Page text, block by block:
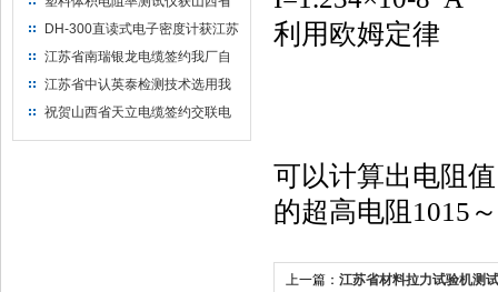
水利机械厂选用
DH-300直读式电子密度计获江苏
省苏州市安信塑业选用
江苏省南瑞银龙电缆签约我厂自
然换气老化箱等电缆检测设备
江苏省中认英泰检测技术选用我
厂自然换气老化试验箱
祝贺山西省天立电缆签约交联电
利用欧姆定律
可以计算出电阻
的超高电阻1015
上一篇： 江苏省材料拉力试验机测